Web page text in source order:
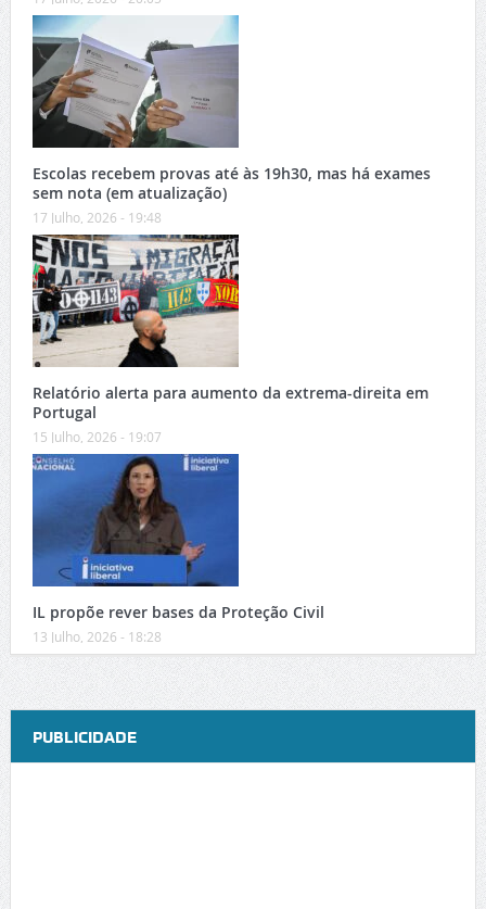
Escolas recebem provas até às 19h30, mas há exames
sem nota (em atualização)
17 Julho, 2026 - 19:48
Relatório alerta para aumento da extrema-direita em
Portugal
15 Julho, 2026 - 19:07
IL propõe rever bases da Proteção Civil
13 Julho, 2026 - 18:28
PUBLICIDADE